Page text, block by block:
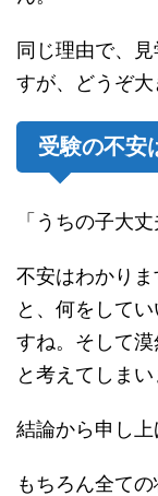
同じ理由で、
すが、どうぞ大
受験の不安
「うちの子大
不安はわかり
と、何をして
すね。そして漠
と考えてしまい
結論から申し上
もちろん全て